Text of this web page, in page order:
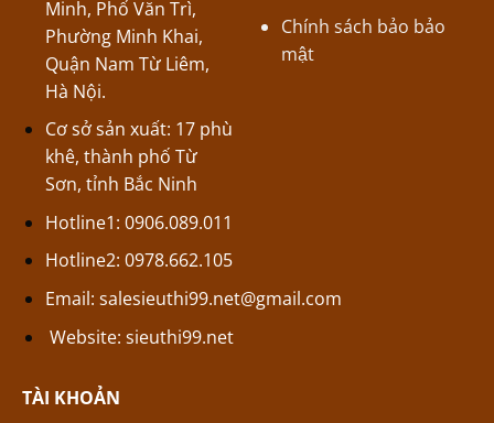
Minh, Phố Văn Trì,
Phường Minh Khai,
Quận Nam Từ Liêm,
Hà Nội.
Cơ sở sản xuất: 17 phù
khê, thành phố Từ
Sơn, tỉnh Bắc Ninh
Hotline1: 0906.089.011
Hotline2: 0978.662.105
Email: salesieuthi99.net@gmail.com
Website: sieuthi99.net
Chính sách bảo bảo
mật
TÀI KHOẢN